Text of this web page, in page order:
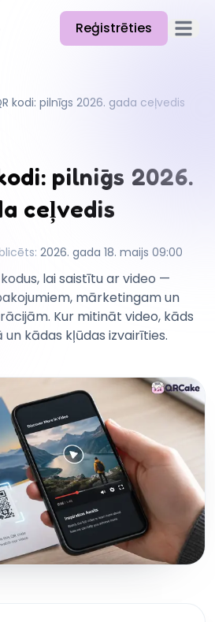
Reģistrēties Atvērt
kodi: pilnīgs 2026. gada ceļvedis
pilnīgs 2026.
ceļvedis
: 2026. gada 18. maijs 09:00
lai saistītu ar video —
mārketingam un
Kur mitināt video, kāds
kādas kļūdas izvairīties.